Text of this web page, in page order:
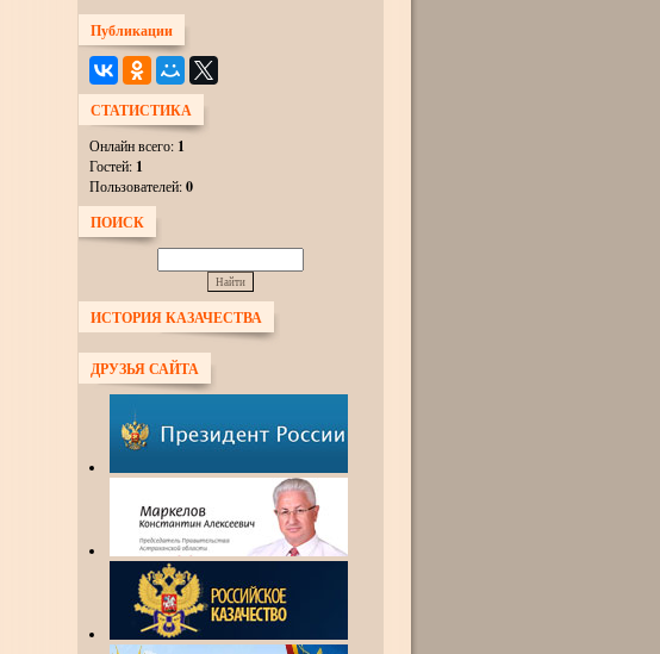
Публикации
СТАТИСТИКА
Онлайн всего: 1
Гостей: 1
Пользователей:0
ПОИСК
ИСТОРИЯ КАЗАЧЕСТВА
ДРУЗЬЯ САЙТА